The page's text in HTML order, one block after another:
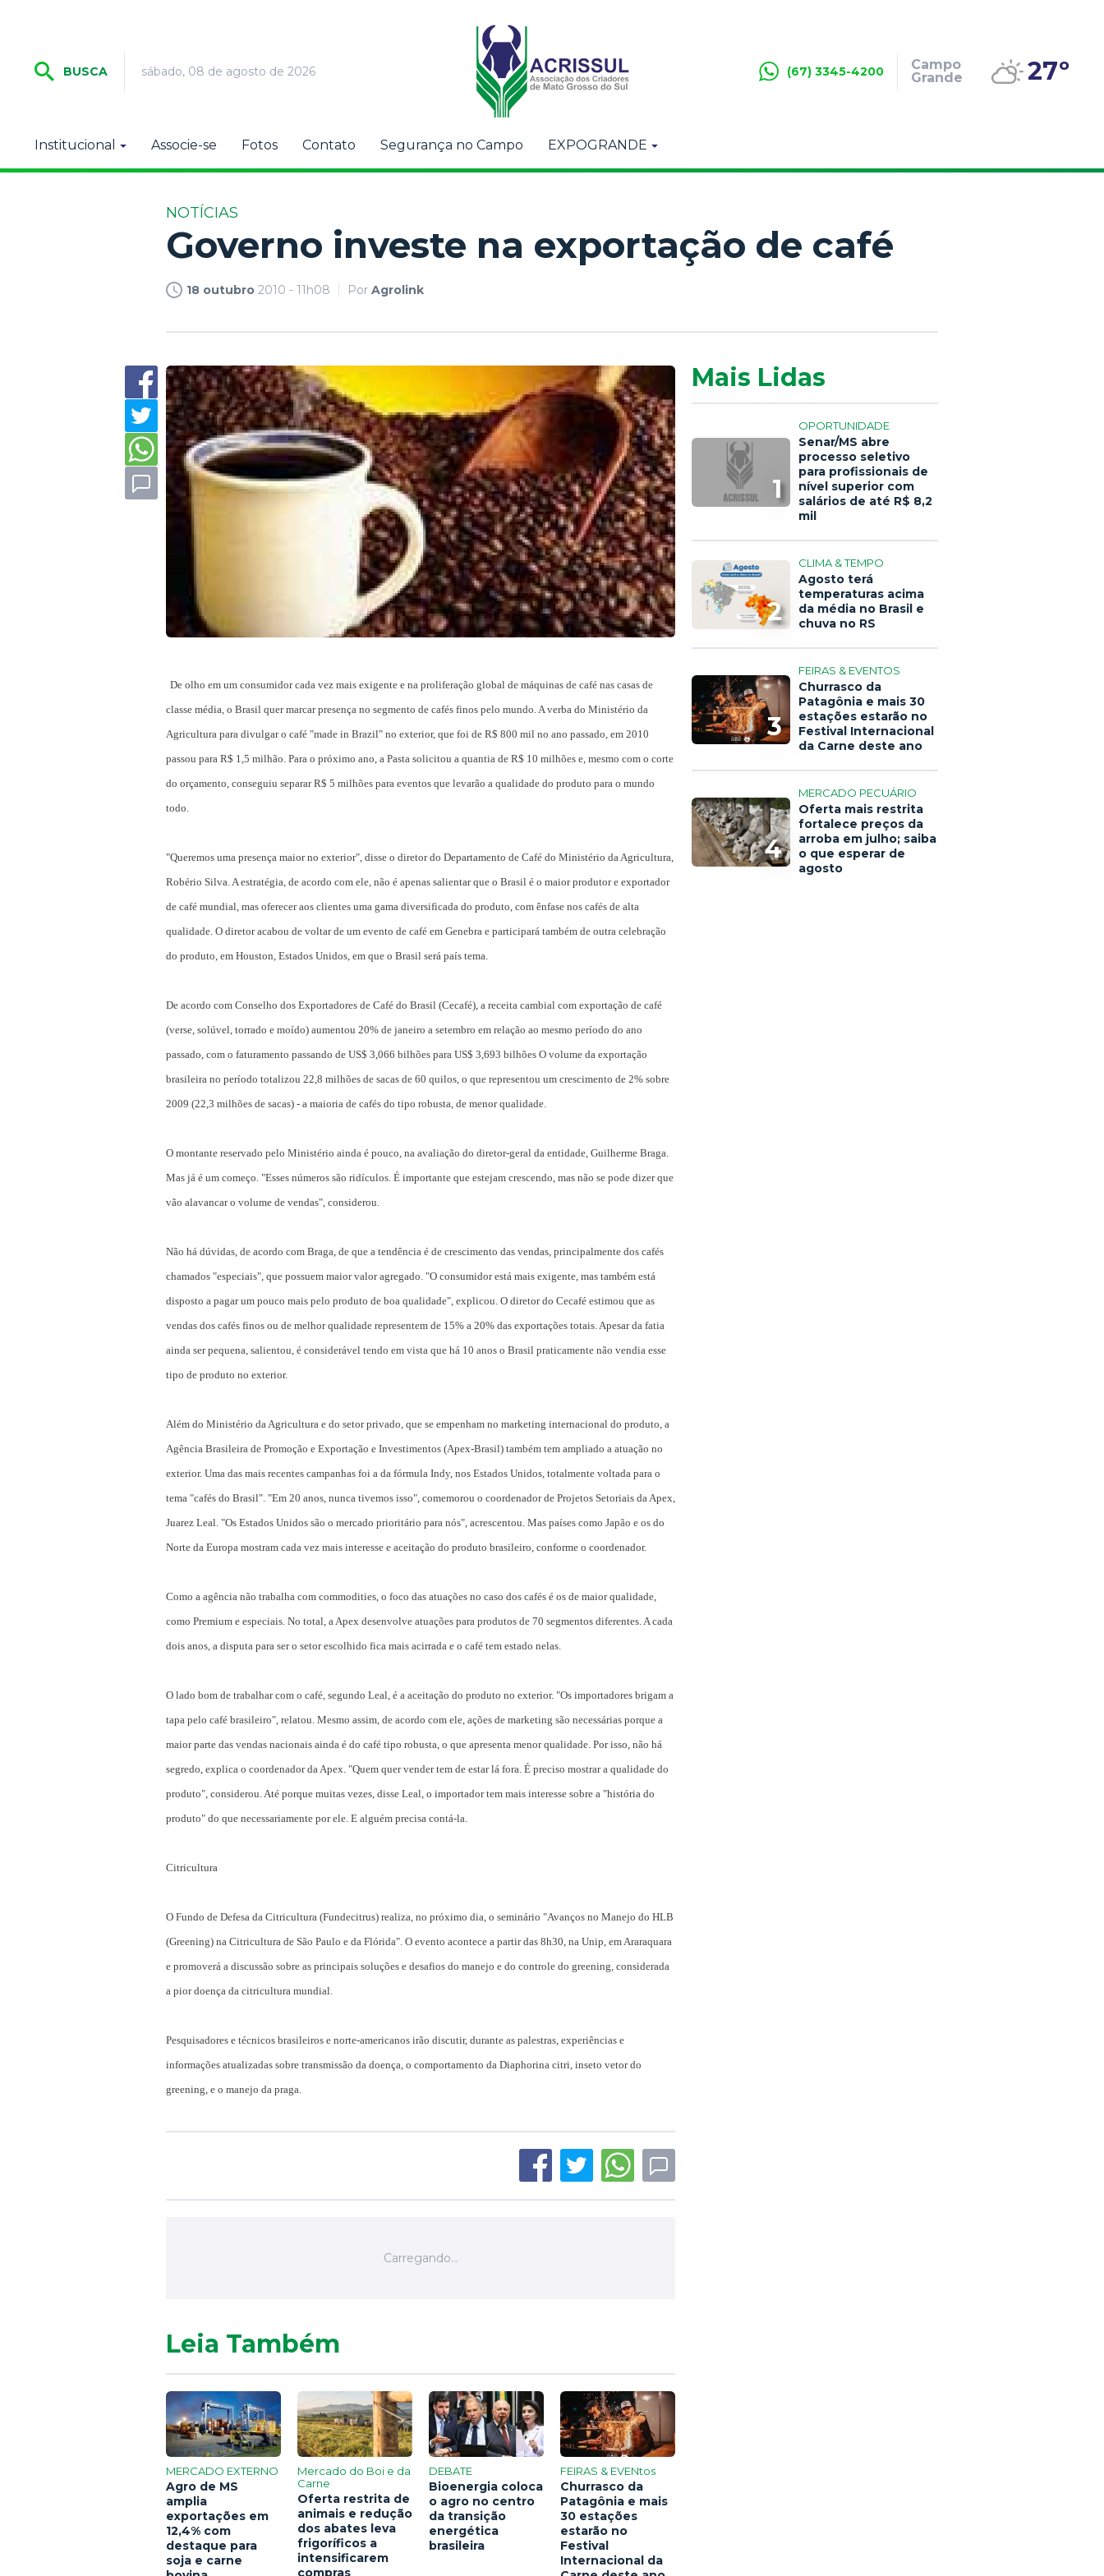
BUSCA sábado, 08 de agosto de 2026 (67) 3345-4200
Campo
Grande
27º
Institucional Associe-se Fotos Contato Segurança no Campo EXPOGRANDE
NOTÍCIAS
Governo investe na exportação de café
18 outubro 2010 - 11h08 Por Agrolink
De olho em um consumidor cada vez mais exigente e na proliferação global de máquinas de café nas casas de
classe média, o Brasil quer marcar presença no segmento de cafés finos pelo mundo. A verba do Ministério da
Agricultura para divulgar o café "made in Brazil" no exterior, que foi de R$ 800 mil no ano passado, em 2010
passou para R$ 1,5 milhão. Para o próximo ano, a Pasta solicitou a quantia de R$ 10 milhões e, mesmo com o corte
do orçamento, conseguiu separar R$ 5 milhões para eventos que levarão a qualidade do produto para o mundo
todo.
"Queremos uma presença maior no exterior", disse o diretor do Departamento de Café do Ministério da Agricultura,
Robério Silva. A estratégia, de acordo com ele, não é apenas salientar que o Brasil é o maior produtor e exportador
de café mundial, mas oferecer aos clientes uma gama diversificada do produto, com ênfase nos cafés de alta
qualidade. O diretor acabou de voltar de um evento de café em Genebra e participará também de outra celebração
do produto, em Houston, Estados Unidos, em que o Brasil será país tema.
De acordo com Conselho dos Exportadores de Café do Brasil (Cecafé), a receita cambial com exportação de café
(verse, solúvel, torrado e moído) aumentou 20% de janeiro a setembro em relação ao mesmo período do ano
passado, com o faturamento passando de US$ 3,066 bilhões para US$ 3,693 bilhões O volume da exportação
brasileira no período totalizou 22,8 milhões de sacas de 60 quilos, o que representou um crescimento de 2% sobre
2009 (22,3 milhões de sacas) - a maioria de cafés do tipo robusta, de menor qualidade.
O montante reservado pelo Ministério ainda é pouco, na avaliação do diretor-geral da entidade, Guilherme Braga.
Mas já é um começo. "Esses números são ridículos. É importante que estejam crescendo, mas não se pode dizer que
vão alavancar o volume de vendas", considerou.
Não há dúvidas, de acordo com Braga, de que a tendência é de crescimento das vendas, principalmente dos cafés
chamados "especiais", que possuem maior valor agregado. "O consumidor está mais exigente, mas também está
disposto a pagar um pouco mais pelo produto de boa qualidade", explicou. O diretor do Cecafé estimou que as
vendas dos cafés finos ou de melhor qualidade representem de 15% a 20% das exportações totais. Apesar da fatia
ainda ser pequena, salientou, é considerável tendo em vista que há 10 anos o Brasil praticamente não vendia esse
tipo de produto no exterior.
Além do Ministério da Agricultura e do setor privado, que se empenham no marketing internacional do produto, a
Agência Brasileira de Promoção e Exportação e Investimentos (Apex-Brasil) também tem ampliado a atuação no
exterior. Uma das mais recentes campanhas foi a da fórmula Indy, nos Estados Unidos, totalmente voltada para o
tema "cafés do Brasil". "Em 20 anos, nunca tivemos isso", comemorou o coordenador de Projetos Setoriais da Apex,
Juarez Leal. "Os Estados Unidos são o mercado prioritário para nós", acrescentou. Mas países como Japão e os do
Norte da Europa mostram cada vez mais interesse e aceitação do produto brasileiro, conforme o coordenador.
Como a agência não trabalha com commodities, o foco das atuações no caso dos cafés é os de maior qualidade,
como Premium e especiais. No total, a Apex desenvolve atuações para produtos de 70 segmentos diferentes. A cada
dois anos, a disputa para ser o setor escolhido fica mais acirrada e o café tem estado nelas.
O lado bom de trabalhar com o café, segundo Leal, é a aceitação do produto no exterior. "Os importadores brigam a
tapa pelo café brasileiro", relatou. Mesmo assim, de acordo com ele, ações de marketing são necessárias porque a
maior parte das vendas nacionais ainda é do café tipo robusta, o que apresenta menor qualidade. Por isso, não há
segredo, explica o coordenador da Apex. "Quem quer vender tem de estar lá fora. É preciso mostrar a qualidade do
produto", considerou. Até porque muitas vezes, disse Leal, o importador tem mais interesse sobre a "história do
produto" do que necessariamente por ele. E alguém precisa contá-la.
Citricultura
O Fundo de Defesa da Citricultura (Fundecitrus) realiza, no próximo dia, o seminário "Avanços no Manejo do HLB
(Greening) na Citricultura de São Paulo e da Flórida". O evento acontece a partir das 8h30, na Unip, em Araraquara
e promoverá a discussão sobre as principais soluções e desafios do manejo e do controle do greening, considerada
a pior doença da citricultura mundial.
Pesquisadores e técnicos brasileiros e norte-americanos irão discutir, durante as palestras, experiências e
informações atualizadas sobre transmissão da doença, o comportamento da Diaphorina citri, inseto vetor do
greening, e o manejo da praga.
Mais Lidas
1
OPORTUNIDADE
Senar/MS abre
processo seletivo
para profissionais de
nível superior com
salários de até R$ 8,2
mil
2
CLIMA & TEMPO
Agosto terá
temperaturas acima
da média no Brasil e
chuva no RS
3
FEIRAS & EVENTOS
Churrasco da
Patagônia e mais 30
estações estarão no
Festival Internacional
da Carne deste ano
4
MERCADO PECUÁRIO
Oferta mais restrita
fortalece preços da
arroba em julho; saiba
o que esperar de
agosto
Leia Também
MERCADO EXTERNO
Agro de MS
amplia
exportações em
12,4% com
destaque para
soja e carne
Mercado do Boi e da
Carne
Oferta restrita de
animais e redução
dos abates leva
frigoríficos a
intensificarem
compras
DEBATE
Bioenergia coloca
o agro no centro
da transição
energética
brasileira
FEIRAS & EVENtos
Churrasco da
Patagônia e mais
30 estações
estarão no
Festival
Internacional da